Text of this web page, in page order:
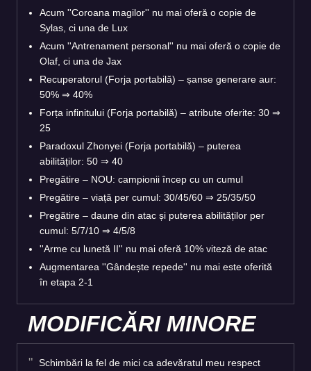
Acum ''Coroana magilor'' nu mai oferă o copie de
Sylas, ci una de Lux
Acum ''Antrenament personal'' nu mai oferă o copie de
Olaf, ci una de Jax
Recuperatorul (Forja portabilă) – șanse generare aur:
50% ⇒ 40%
Forța infinitului (Forja portabilă) – atribute oferite: 30 ⇒
25
Paradoxul Zhonyei (Forja portabilă) – puterea
abilităților: 50 ⇒ 40
Pregătire – NOU: campionii încep cu un cumul
Pregătire – viață per cumul: 30/45/60 ⇒ 25/35/50
Pregătire – daune din atac și puterea abilităților per
cumul: 5/7/10 ⇒ 4/5/8
''Arme cu lunetă II'' nu mai oferă 10% viteză de atac
Augmentarea ''Gândește repede'' nu mai este oferită
în etapa 2-1
MODIFICĂRI MINORE
Schimbări la fel de mici ca adevăratul meu respect